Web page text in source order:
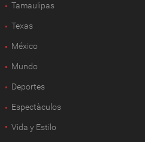
Tamaulipas
Texas
México
Mundo
Deportes
Espectàculos
Vida y Estilo